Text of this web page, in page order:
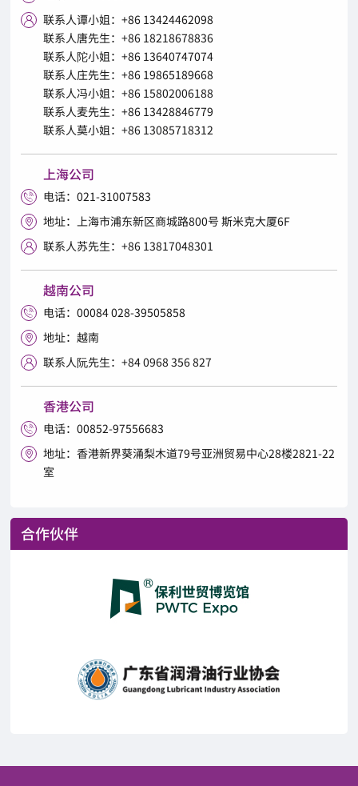

联系人谭小姐：+86 13424462098
联系人唐先生：+86 18218678836
联系人陀小姐：+86 13640747074
联系人庄先生：+86 19865189668
联系人冯小姐：+86 15802006188
联系人麦先生：+86 13428846779
联系人莫小姐：+86 13085718312
上海公司
 电话：021-31007583
 地址：上海市浦东新区商城路800号 斯米克大厦6F
 联系人苏先生：+86 13817048301
越南公司
 电话：00084 028-39505858
 地址：越南
 联系人阮先生：+84 0968 356 827
香港公司
 电话：00852-97556683

地址：香港新界葵涌梨木道79号亚洲贸易中心28楼2821-22
室
合作伙伴